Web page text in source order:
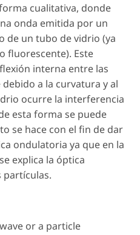
cualitativa, donde
onda emitida por un
de un tubo de vidrio (ya
fluorescente). Este
interna entre las
a la curvatura y al
ocurre la interferencia
esta forma se puede
se hace con el fin de dar
ondulatoria ya que en la
explica la óptica
partículas.
or a particle